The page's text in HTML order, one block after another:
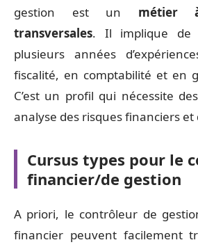
gestion est un métier
transversales. Il implique de
plusieurs années
fiscalité, en comptabilité et en
C’est un profil qui nécessite
analyse des risques financiers et
Cursus types pour le
financier/de gestion
A priori, le contrôleur de
financier peuvent facilement